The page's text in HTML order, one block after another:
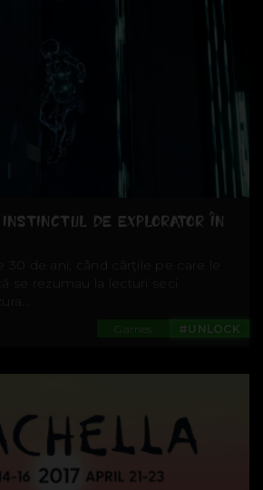
DE EXPLORATOR ÎN
30 de ani, când cărţile pe care le
se rezumau la lecturi seci
#UNLOCK
Games